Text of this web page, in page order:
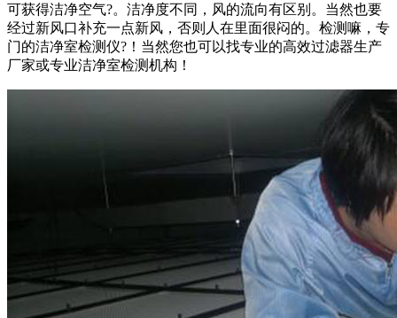
可获得洁净空气?。洁净度不同，风的流向有区别。当然也要
经过新风口补充一点新风，否则人在里面很闷的。检测嘛，专
门的洁净室检测仪?！当然您也可以找专业的高效过滤器生产
厂家或专业洁净室检测机构！